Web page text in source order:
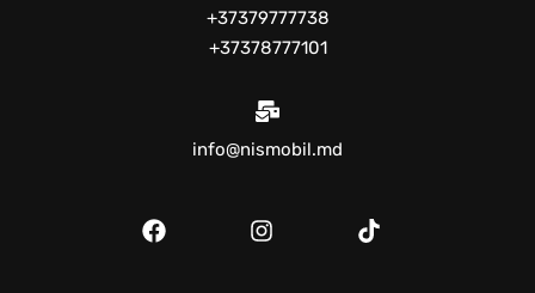
+37379777738
+37378777101
info@nismobil.md